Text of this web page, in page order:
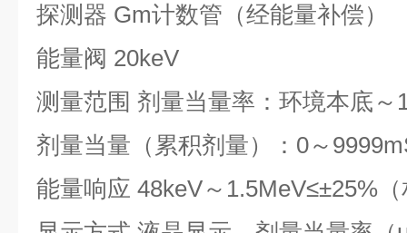
探测器 Gm计数管（经能量补偿）
能量阀 20keV
测量范围 剂量当量率：环境本底～
剂量当量（累积剂量）：0～
能量响应 48keV～1.5MeV≤±25%